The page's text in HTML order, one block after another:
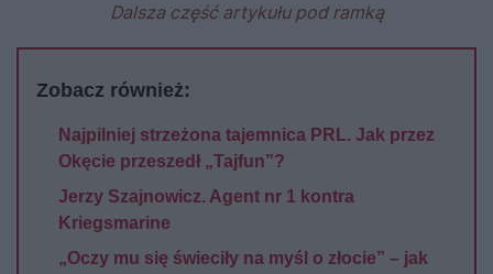
Dalsza część artykułu pod ramką
Zobacz również:
Najpilniej strzeżona tajemnica PRL. Jak przez
Okęcie przeszedł „Tajfun”?
Jerzy Szajnowicz. Agent nr 1 kontra
Kriegsmarine
„Oczy mu się świeciły na myśl o złocie” – jak